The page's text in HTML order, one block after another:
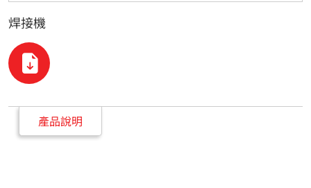
焊接機
產品說明